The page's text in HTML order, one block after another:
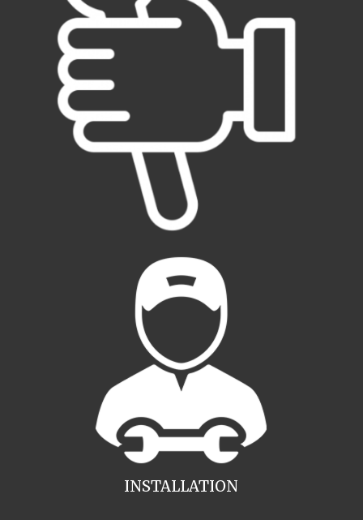
INSTALLATION